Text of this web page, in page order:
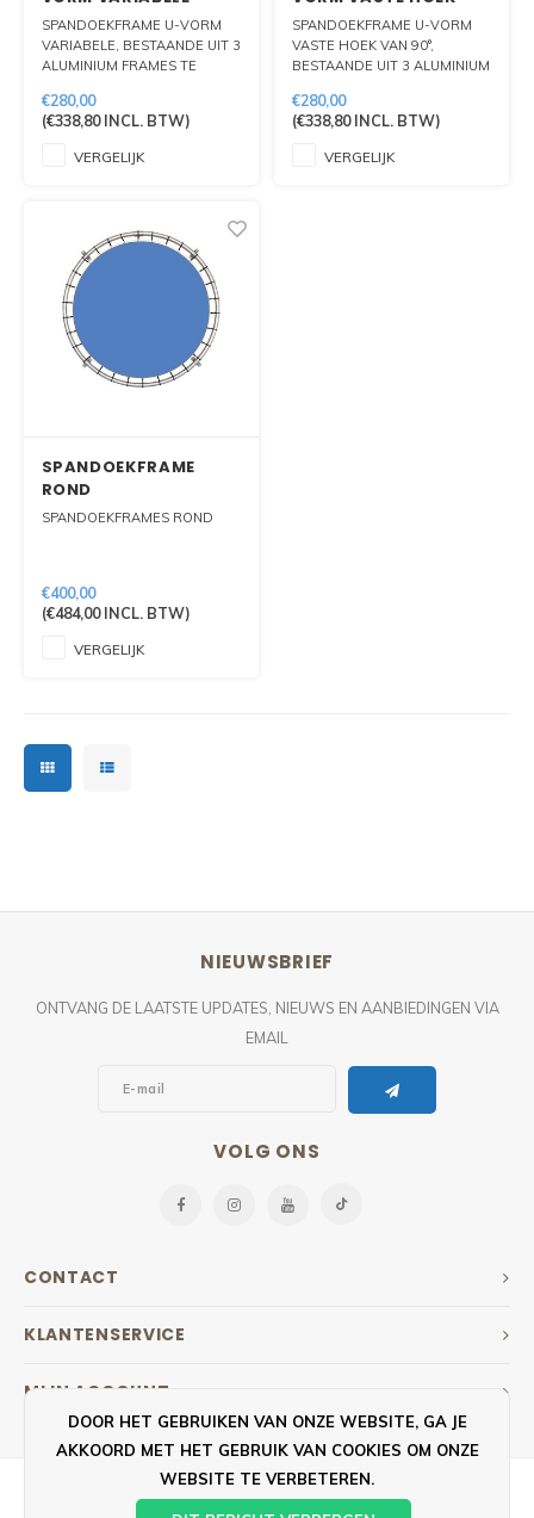
HOEK
SPANDOEKFRAME U-VORM
VARIABELE, BESTAANDE UIT 3
ALUMINIUM FRAMES TE
VOOR BEURSOPSTELLING OF
ACHTERWAND.
€280,00
(€338,80INCL. BTW)
VERGELIJK
SPANDOEKFRAME U-VORM
VASTE HOEK VAN 90°,
BESTAANDE UIT 3 ALUMINIUM
VORM. IDEAAL VOOR
BEURSOPSTELLING.
€280,00
(€338,80INCL. BTW)
VERGELIJK
SPANDOEKFRAME
ROND
SPANDOEKFRAMES ROND
€400,00
(€484,00INCL. BTW)
VERGELIJK
CONTACT
NIEUWSBRIEF
ONTVANG DE LAATSTE UPDATES, NIEUWS EN AANBIEDINGEN VIA
EMAIL
VOLG ONS
KLANTENSERVICE
MIJN ACCOUNT
DOOR HET GEBRUIKEN VAN ONZE WEBSITE, GA JE
AKKOORD MET HET GEBRUIK VAN COOKIES OM ONZE
WEBSITE TE VERBETEREN.